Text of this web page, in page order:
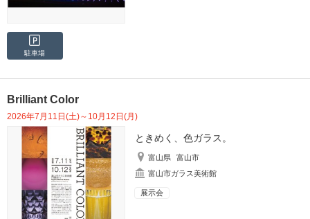
駐車場
Brilliant Color
2026年7月11日(土)～10月12日(月)
ときめく、色ガラス。
富山県
富山市
富山市ガラス美術館
展示会